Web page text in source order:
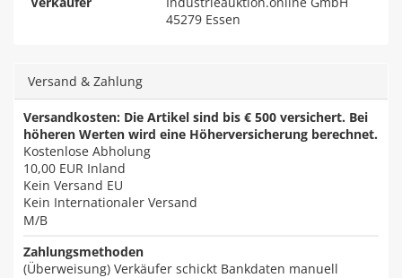
45279 Essen
Versand & Zahlung
Versandkosten: Die Artikel sind bis € 500 versichert. Bei
höheren Werten wird eine Höherversicherung berechnet.
Kostenlose Abholung
10,00 EUR Inland
Kein Versand EU
Kein Internationaler Versand
M/B
Zahlungsmethoden
(Überweisung) Verkäufer schickt Bankdaten manuell